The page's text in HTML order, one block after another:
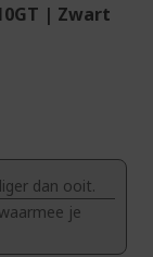
| Zwart
dan ooit.
je